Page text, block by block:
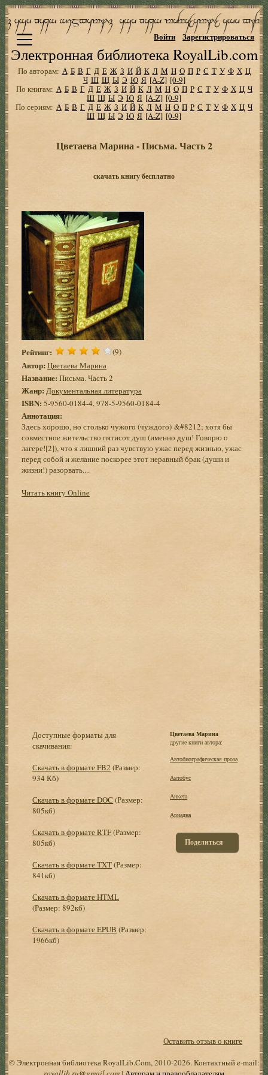
Электронная библиотека RoyalLib.com
Войти Зарегистрироваться
По авторам: А Б В Г Д Е Ж З И Й К Л М Н О П Р С Т У Ф Х Ц
Ч Ш Щ Ы Э Ю Я [A-Z] [0-9]
По книгам: А Б В Г Д Е Ж З И Й К Л М Н О П Р С Т У Ф Х Ц Ч
Ш Щ Ы Э Ю Я [A-Z] [0-9]
По сериям: А Б В Г Д Е Ж З И Й К Л М Н О П Р С Т У Ф Х Ц Ч
Ш Щ Ы Э Ю Я [A-Z] [0-9]
Цветаева Марина - Письма. Часть 2
скачать книгу бесплатно
Рейтинг: (9)
Автор: Цветаева Марина
Название: Письма. Часть 2
Жанр: Документальная литература
ISBN: 5-9560-0184-4, 978-5-9560-0184-4
Аннотация:
Здесь хорошо, но столько чужого (чуждого) &#8212; хотя бы
совместное жительство пятисот душ (именно душ! Говорю о
лагере![2]), что я лишний раз чувствую ужас перед жизнью, ужас
перед собой и желание поскорее этот неравный брак (души и
жизни!) разорвать....
Читать книгу Online
Доступные форматы для
скачивания:
Скачать в формате FB2 (Размер:
934 Кб)
Скачать в формате DOC (Размер:
805кб)
Скачать в формате RTF(Размер:
805кб)
Скачать в формате TXT(Размер:
841кб)
Скачать в формате HTML
(Размер: 892кб)
Скачать в формате EPUB (Размер:
1966кб)
Цветаева Марина
другие книги автора:
Автобиографическая проза
Автобус
Анкета
Ариадна
Поделиться
Оставить отзыв о книге
© Электронная библиотека RoyalLib.Com, 2010-2026. Контактный e-mail: